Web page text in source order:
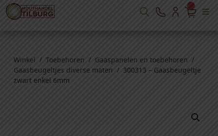
Winkel / Toebehoren / Gaaspanelen en toebehoren /
Gaasbeugeltjes diverse maten / 300313 – Gaasbeugeltje
zwart enkel 6mm